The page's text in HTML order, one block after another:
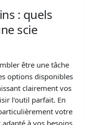
: quels
scie
être une tâche
options disponibles
clairement vos
l’outil parfait. En
votre
à vos besoins.